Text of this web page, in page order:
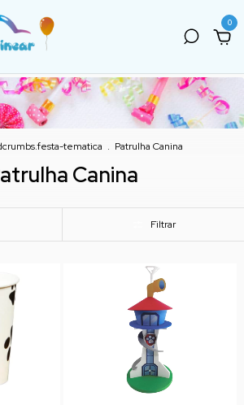
0
tematica . Patrulha Canina
Canina
Filtrar